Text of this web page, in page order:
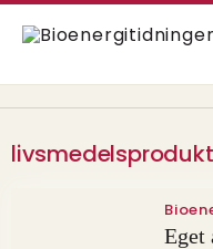
Eget